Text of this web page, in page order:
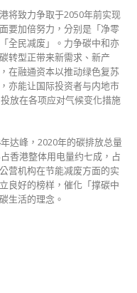
将致力争取于2050年前实现
要加倍努力，分别是「净零
全民减废」。力争碳中和亦
转型正带来新需求、新产
在融通资本以推动绿色复苏
亦能让国际投资者与内地市
放在各项应对气候变化措施
达峰，2020年的碳排放总量
香港整体用电量约七成，占
营机构在节能减废方面的实
良好的榜样，催化「撑碳中
生活的理念。